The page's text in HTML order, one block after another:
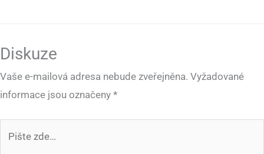
Diskuze
Vaše e-mailová adresa nebude zveřejněna. Vyžadované
informace jsou označeny *